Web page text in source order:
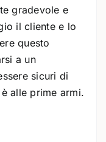
gradevole e
il cliente e lo
questo
a un
sicuri di
alle prime armi.